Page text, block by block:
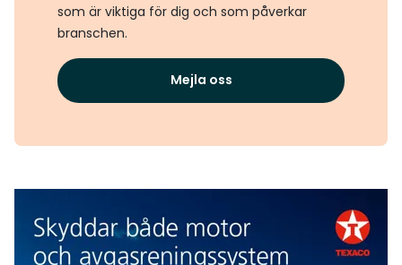
som är viktiga för dig och som påverkar
branschen.
Mejla oss